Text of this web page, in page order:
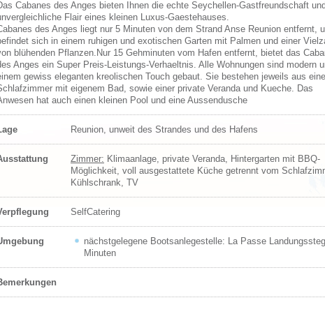
Cabanes des Anges bieten Ihnen die echte Seychellen-Gastfreundschaft
Flair eines kleinen Luxus-Gaestehauses.
des Anges liegt nur 5 Minuten von dem Strand Anse Reunion entfernt,
sich in einem ruhigen und exotischen Garten mit Palmen und einer
blühenden Pflanzen.Nur 15 Gehminuten vom Hafen entfernt, bietet das
Anges ein Super Preis-Leistungs-Verhaeltnis. Alle Wohnungen sind modern
gewiss eleganten kreolischen Touch gebaut. Sie bestehen jeweils aus
mit eigenem Bad, sowie einer private Veranda und Kueche. Das
hat auch einen kleinen Pool und eine Aussendusche
Reunion, unweit des Strandes und des Hafens
Zimmer: Klimaanlage, private Veranda, Hintergarten mit BBQ-
Möglichkeit, voll ausgestattete Küche getrennt vom
Kühlschrank, TV
SelfCatering
nächstgelegene Bootsanlegestelle: La Passe
Minuten